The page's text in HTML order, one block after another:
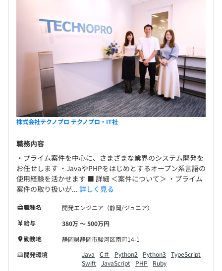
株式会社テクノプロ テクノプロ・IT社
職務内容
・プライム案件を中心に、さまざまな業界のシステム開発を
お任せします ・JavaやPHPをはじめとするオープン系言語の
使用経験を活かせます ■ 詳細 ＜案件について＞ ・プライム
案件の取り扱いが... 詳しく見る
職種名
開発エンジニア（静岡/ジュニア）
給与
380万 〜 500万円
勤務地
静岡県静岡市駿河区南町14-1
開発環境
Java C＃ Python2 Python3
TypeScript
Swift
JavaScript PHP
Ruby